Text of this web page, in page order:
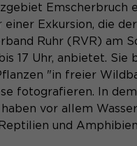
Content Management
Webseite. Diese Basis-
Website angenehm und
Sie ermöglichen es der
zu erkennen und somit
offen zu halten. Es
einem Benutzer-Login
geschlossenen Bereich
_pk_id*
Matomo
13 Monate
Dient zur anonymen
Wiedererkennung eines
ermöglichen die
der Website-Inhalte
googtrans
Emscherbruch
einer Exkursion, die der
Ruhr (RVR) am
17 Uhr, anbietet. Sie
"in freier
fotografieren. In
vor allem
und